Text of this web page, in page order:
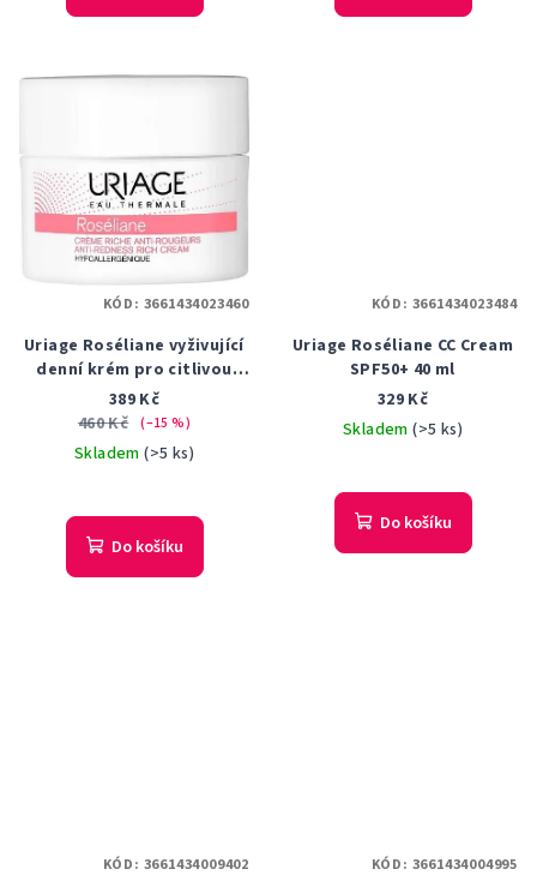
Uriage Roséliane vyživující
denní krém pro citlivou
pleť se sklonem ke
zčervenání 50 ml
389 Kč
460 Kč (–15 %)
Skladem(>5 ks)
hodnocení
produktu
Do košíku
KÓD: 3661434023460
Uriage Roséliane CC Cream
SPF50+ 40 ml
329 Kč
Skladem(>5 ks)
Do košíku
KÓD: 3661434023484
KÓD: 3661434009402 KÓD: 3661434004995